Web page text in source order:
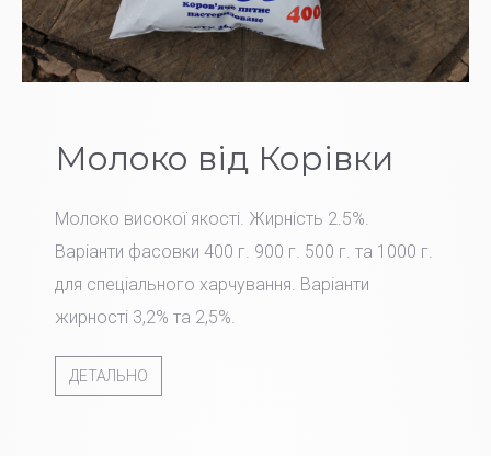
Молоко від Корівки
Молоко високої якості. Жирність 2.5%.
Варіанти фасовки 400 г. 900 г. 500 г. та 1000 г.
для спеціального харчування. Варіанти
жирності 3,2% та 2,5%.
ДЕТАЛЬНО